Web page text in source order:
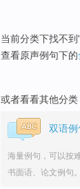
当前分类下找不到
查看原声例句下的
或者看看其他分类
双语例
海量例句，可以按
书面语、论文例句。